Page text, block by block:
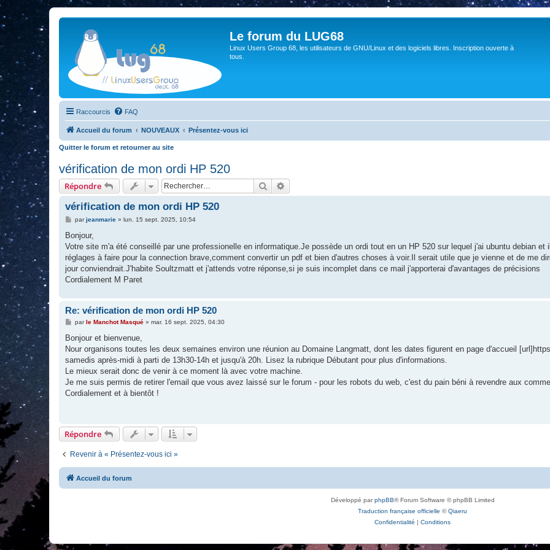
Le forum du LUG68
Linux Users Group 68, les utilisateurs de GNU/Linux et des logiciels libres. Inscription ouverte à
tous.
Raccourcis FAQ
Accueil du forum NOUVEAUX Présentez-vous ici
Quitter le forum et retourner au site
vérification de mon ordi HP 520
Répondre Rechercher
vérification de mon ordi HP 520
M
s
a
g
e
parjeanmarie» lun. 15 sept. 2025, 10:54
Bonjour,
Votre site m'a été conseillé par une professionelle en informatique.Je possède un ordi tout en un HP 520 sur lequel j'ai ubuntu debian et
réglages à faire pour la connection brave,comment convertir un pdf et bien d'autres choses à voir.Il serait utile que je vienne et de me
jour conviendrait.J'habite Soultzmatt et j'attends votre réponse,si je suis incomplet dans ce mail j'apporterai d'avantages de précisions
Cordialement M Paret
Re: vérification de mon ordi HP 520
M
s
a
g
parle Manchot Masqué» mar. 16 sept. 2025, 04:30
Bonjour et bienvenue,
Nour organisons toutes les deux semaines environ une réunion au Domaine Langmatt, dont les dates figurent en page d'accueil
samedis après-midi à parti de 13h30-14h et jusqu'à 20h. Lisez la rubrique Débutant pour plus d'informations.
Le mieux serait donc de venir à ce moment là avec votre machine.
Je me suis permis de retirer l'email que vous avez laissé sur le forum - pour les robots du web, c'est du pain béni à revendre aux
Cordialement et à bientôt !
Répondre
Revenir à « Présentez-vous ici »
Accueil du forum
Développé parphpBB® Forum Software © phpBB Limited
Traduction française officielle ©Qiaeru
Confidentialité | Conditions